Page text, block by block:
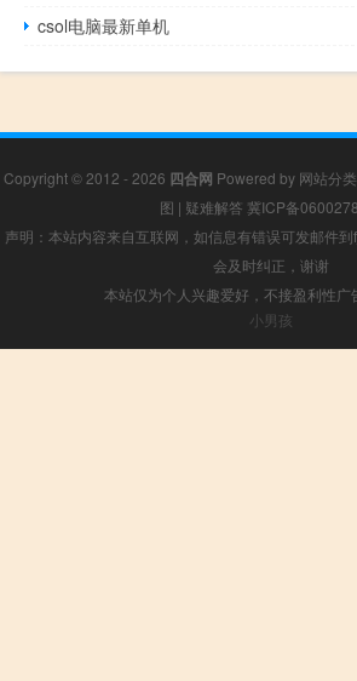
csol电脑最新单机
Copyright © 2012 - 2026 四合网 Powered by 网站分
图 | 疑难解答 冀ICP备
声明：本站内容来自互联网，如信息有错误可发邮件
会及时纠正，谢谢
本站仅为个人兴趣爱好，不接盈利性广
小男孩